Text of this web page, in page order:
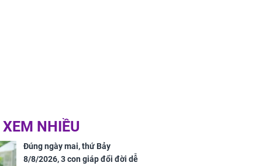
NHIỀU
Đúng ngày mai, thứ Bảy
8/8/2026, 3 con giáp đổi đời dễ